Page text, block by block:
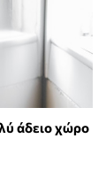
άδειο χώρο